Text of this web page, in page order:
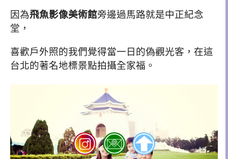
因為飛魚影像美術館旁邊過馬路就是中正紀念
堂，
喜歡戶外照的我們覺得當一日的偽觀光客，在這
台北的著名地標景點拍攝全家福 。